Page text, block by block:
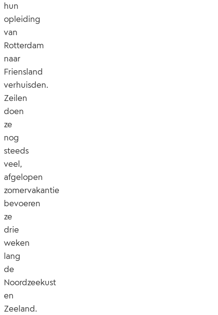
hun
opleiding
van
Rotterdam
naar
Friensland
verhuisden.
Zeilen
doen
ze
nog
steeds
veel,
afgelopen
zomervakantie
bevoeren
ze
drie
weken
lang
de
Noordzeekust
en
Zeeland.